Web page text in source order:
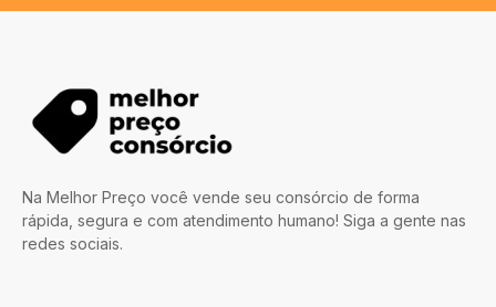
Na Melhor Preço você vende seu consórcio de forma
rápida, segura e com atendimento humano! Siga a gente nas
redes sociais.